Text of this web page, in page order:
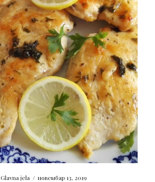
Glavna jela / новембар 13, 2019